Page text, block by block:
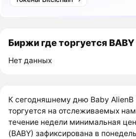
Биржи где торгуется BABY
Нет данных
К сегодняшнему дню Baby AlienB
торгуется на отслеживаемых
течение недели минимальная
(BABY) зафиксирована в